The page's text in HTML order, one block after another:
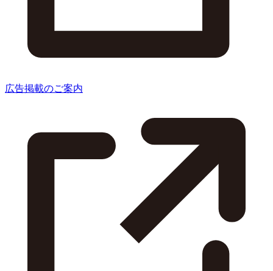
広告掲載のご案内